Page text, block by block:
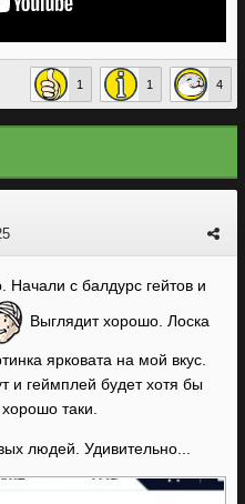
1 1 4
Начали с балдурс гейтов и
Выглядит хорошо. Лоска
ярковата на мой вкус.
и геймплей будет хотя бы
таки.
людей. Удивительно...